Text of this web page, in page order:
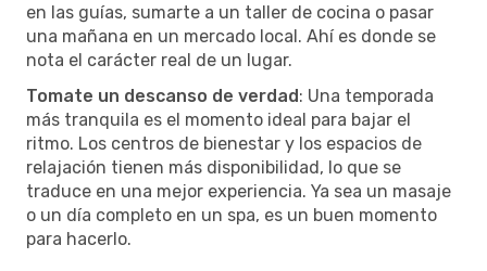
en las guías, sumarte a un taller de cocina o pasar
una mañana en un mercado local. Ahí es donde se
nota el carácter real de un lugar.
Tomate un descanso de verdad: Una temporada
más tranquila es el momento ideal para bajar el
ritmo. Los centros de bienestar y los espacios de
relajación tienen más disponibilidad, lo que se
traduce en una mejor experiencia. Ya sea un masaje
o un día completo en un spa, es un buen momento
para hacerlo.